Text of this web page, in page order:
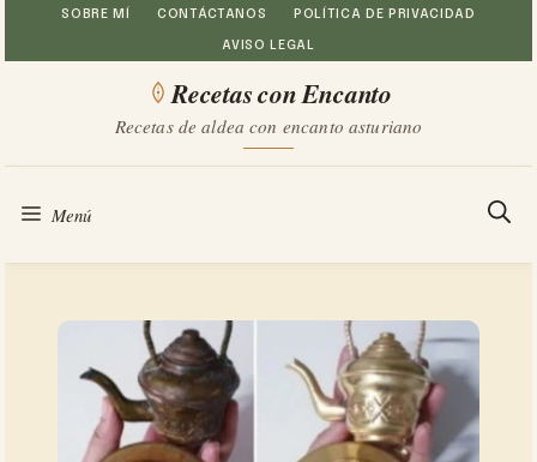
Saltar
al
SOBRE MÍ CONTÁCTANOS POLÍTICA DE PRIVACIDAD
AVISO LEGAL
Recetas con Encanto
Recetas de aldea con encanto asturiano
Menú